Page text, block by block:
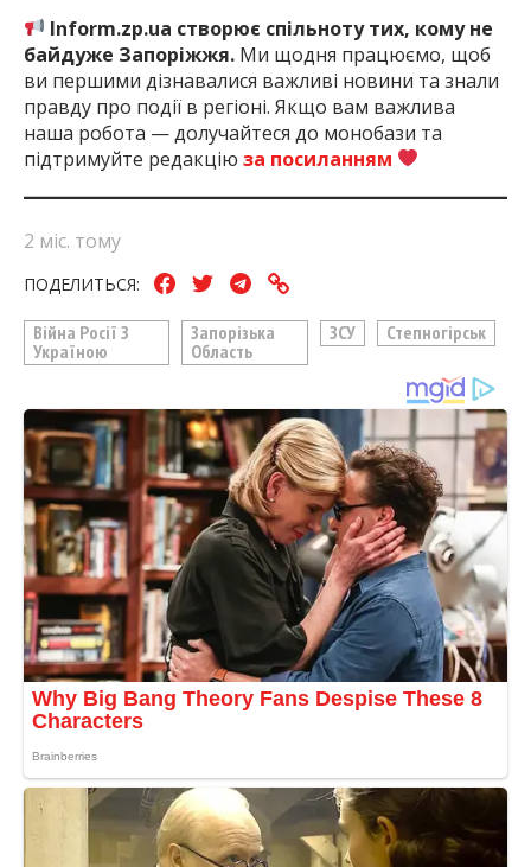
Inform.zp.ua створює спільноту тих, кому не
байдуже Запоріжжя. Ми щодня працюємо, щоб
ви першими дізнавалися важливі новини та знали
правду про події в регіоні. Якщо вам важлива
наша робота — долучайтеся до монобази та
підтримуйте редакцію за посиланням
2 міс. тому
ПОДЕЛИТЬСЯ:
Війна Росії З
Україною
Запорізька
Область
ЗСУ Степногірськ